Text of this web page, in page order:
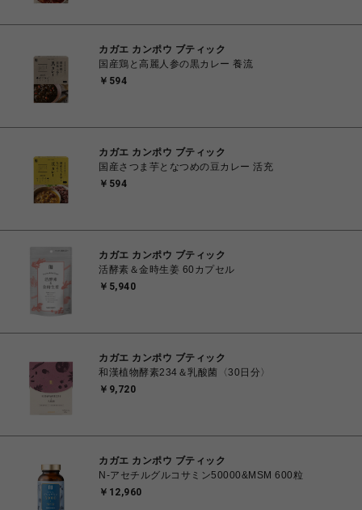
カガエ カンポウ ブティック
国産鶏と高麗人参の黒カレー 養流
￥594
カガエ カンポウ ブティック
国産さつま芋となつめの豆カレー 活充
￥594
カガエ カンポウ ブティック
活酵素＆金時生姜 60カプセル
￥5,940
カガエ カンポウ ブティック
和漢植物酵素234＆乳酸菌〈30日分〉
￥9,720
カガエ カンポウ ブティック
N-アセチルグルコサミン50000&MSM 600粒
￥12,960